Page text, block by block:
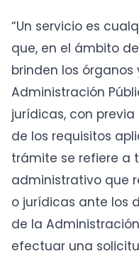
“Un servicio es
que, en el ámbito
brinden los órganos
Administración
jurídicas, con
de los requisitos
trámite se refiere a
administrativo que
o jurídicas ante los
de la
efectuar una